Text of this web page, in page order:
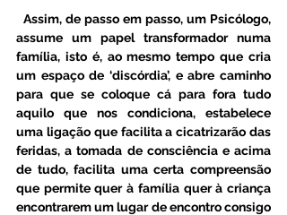
assume um papel transformador numa
família, isto é, ao mesmo tempo que cria
um espaço de ‘discórdia’, e abre caminho
para que se coloque cá para fora tudo
aquilo que nos condiciona, estabelece
uma ligação que facilita a cicatrizarão das
feridas, a tomada de consciência e acima
de tudo, facilita uma certa compreensão
que permite quer à família quer à criança
encontrarem um lugar de encontro consigo